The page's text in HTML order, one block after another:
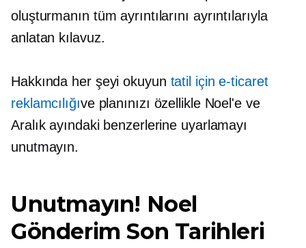
oluşturmanın tüm ayrıntılarını ayrıntılarıyla
anlatan kılavuz.
Hakkında her şeyi okuyun tatil için e-ticaret
reklamcılığıve planınızı özellikle Noel'e ve
Aralık ayındaki benzerlerine uyarlamayı
unutmayın.
Unutmayın! Noel
Gönderim Son Tarihleri